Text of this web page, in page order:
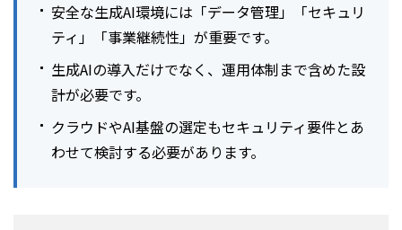
安全な生成AI環境には「データ管理」「セキュリ
ティ」「事業継続性」が重要です。
生成AIの導入だけでなく、運用体制まで含めた設
計が必要です。
クラウドやAI基盤の選定もセキュリティ要件とあ
わせて検討する必要があります。